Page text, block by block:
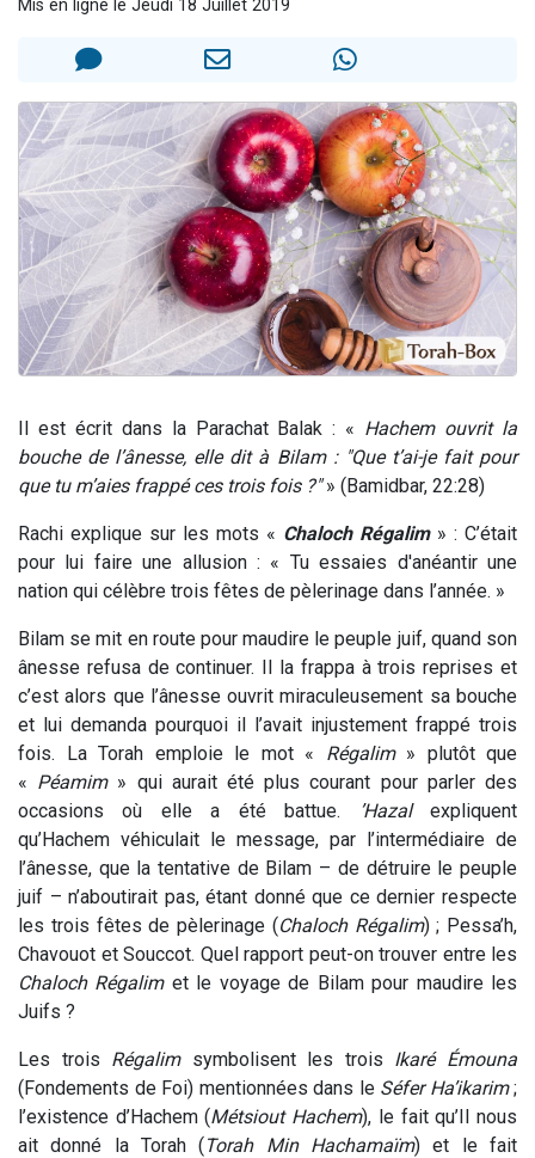
30 personnes viennent de faire un don pour Sauvez la jambe de Yohan
12 nouvelles musiques dans Torah-Box Music
29 personnes viennent de demander une bénédiction
Mis en ligne le Jeudi 18 Juillet 2019
Il est écrit dans la Parachat Balak : « Hachem ouvrit la
bouche de l’ânesse, elle dit à Bilam : "Que t’ai-je fait pour
que tu m’aies frappé ces trois fois ?"» (Bamidbar, 22:28)
Rachi explique sur les mots « Chaloch Régalim» : C’était
pour lui faire une allusion : « Tu essaies d'anéantir une
nation qui célèbre trois fêtes de pèlerinage dans l’année. »
Bilam se mit en route pour maudire le peuple juif, quand son
ânesse refusa de continuer. Il la frappa à trois reprises et
c’est alors que l’ânesse ouvrit miraculeusement sa bouche
et lui demanda pourquoi il l’avait injustement frappé trois
fois. La Torah emploie le mot « Régalim» plutôt que
« Péamim» qui aurait été plus courant pour parler des
occasions où elle a été battue.
’Hazalexpliquent
qu’Hachem véhiculait le message, par l’intermédiaire de
l’ânesse, que la tentative de Bilam – de détruire le peuple
juif – n’aboutirait pas, étant donné que ce dernier respecte
les trois fêtes de pèlerinage (Chaloch Régalim) ; Pessa’h,
Chavouot et Souccot. Quel rapport peut-on trouver entre les
Chaloch Régalimet le voyage de Bilam pour maudire les
Juifs ?
Les trois Régalimsymbolisent les trois Ikaré Émouna
(Fondements de Foi) mentionnées dans le Séfer Ha’ikarim;
l’existence d’Hachem (Métsiout Hachem), le fait qu’Il nous
ait donné la Torah (Torah Min Hachamaïm) et le fait